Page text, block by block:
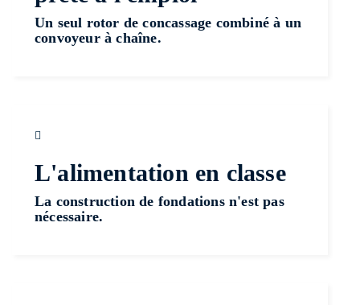
Un seul rotor de concassage combiné à un
convoyeur à chaîne.
L'alimentation en classe
La construction de fondations n'est pas
nécessaire.